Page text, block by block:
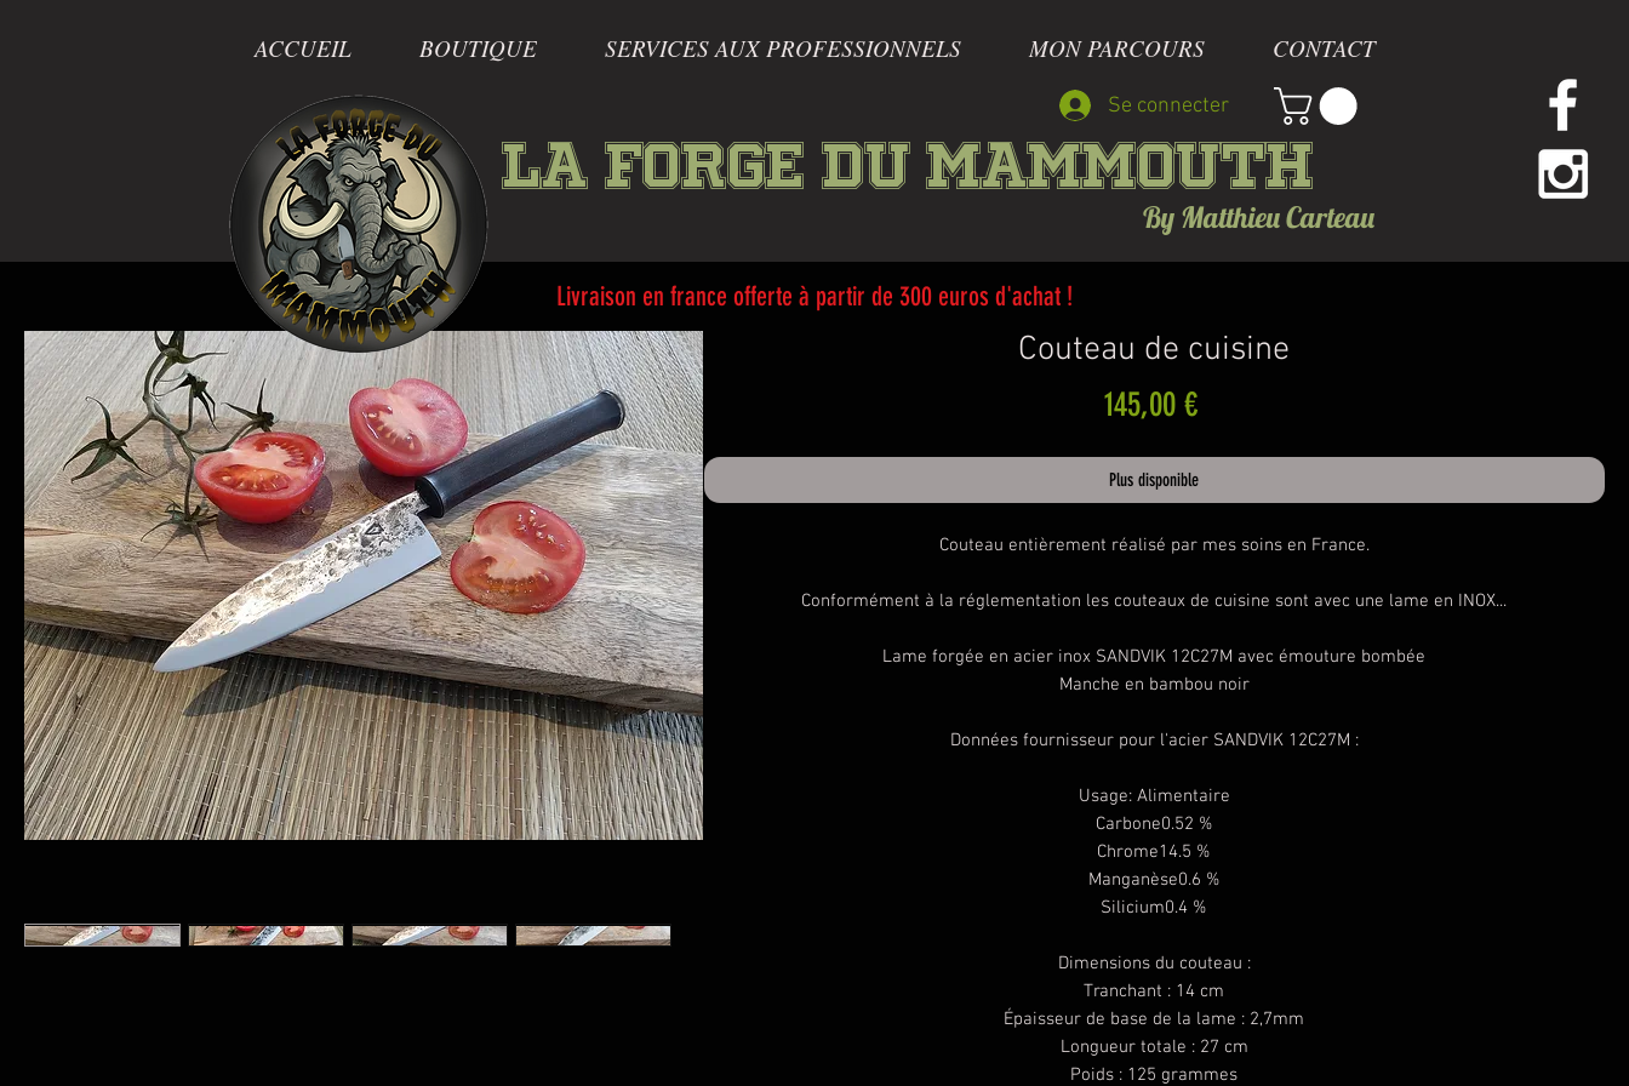
ACCUEIL BOUTIQUE SERVICES AUX PROFESSIONNELS MON PARCOURS CONTACT
La forge du Mammouth
By Matthieu Carteau
Se connecter
Livraison en france offerte à partir de 300 euros d'achat !
Couteau de cuisine
145,00 €Prix
Plus disponible
Couteau entièrement réalisé par mes soins en France.
Conformément à la réglementation les couteaux de cuisine sont avec une lame en INOX...
Lame forgée en acier inox SANDVIK 12C27M avec émouture bombée
Manche en bambou noir
Données fournisseur pour l'acier SANDVIK 12C27M :
Usage: Alimentaire
Carbone0.52 %
Chrome14.5 %
Manganèse0.6 %
Silicium0.4 %
Dimensions du couteau :
Tranchant : 14 cm
Épaisseur de base de la lame : 2,7mm
Longueur totale : 27 cm
Poids : 125 grammes